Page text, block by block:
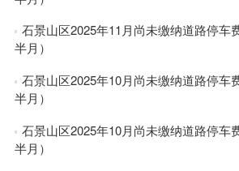
石景山区2025年11月尚未缴纳道路停车
半月）
石景山区2025年10月尚未缴纳道路停车
半月）
石景山区2025年10月尚未缴纳道路停车
半月）